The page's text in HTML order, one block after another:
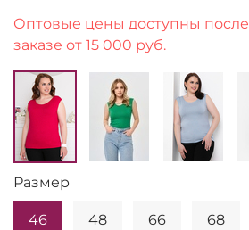
Оптовые цены доступны после
заказе от 15 000 руб.
Размер
46 48 66 68